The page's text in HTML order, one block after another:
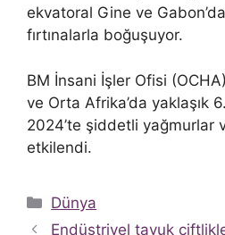
ekvatoral Gine ve
fırtınalarla boğuşuyor.
BM İnsani İşler Ofisi
ve Orta Afrika’da yaklaşık
2024’te şiddetli yağmurlar
etkilendi.
Kategoriler
Dünya
Endüstriyel tavuk